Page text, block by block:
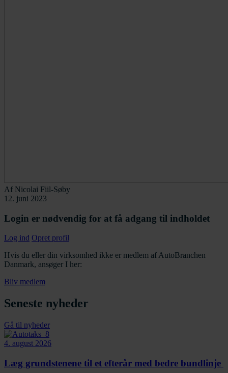
Af Nicolai Fiil-Søby
12. juni 2023
Login er nødvendig for at få adgang til indholdet
Log ind Opret profil
Hvis du eller din virksomhed ikke er medlem af AutoBranchen
Danmark, ansøger I her:
Bliv medlem
Seneste nyheder
Gå til nyheder
4. august 2026
Læg grundstenene til et efterår med bedre bundlinje